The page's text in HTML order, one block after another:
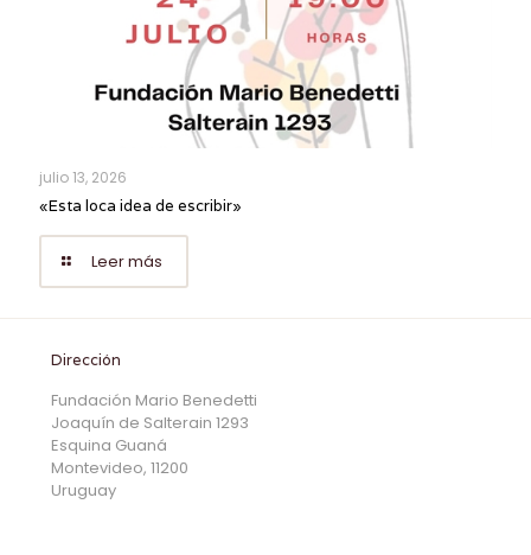
julio 13, 2026
«Esta loca idea de escribir»
Leer más
Dirección
Fundación Mario Benedetti
Joaquín de Salterain 1293
Esquina Guaná
Montevideo, 11200
Uruguay